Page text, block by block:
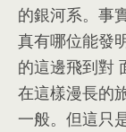
的銀河系。 事
真有哪位能發
的這邊飛到對
在這樣漫長的
一般。 但這只